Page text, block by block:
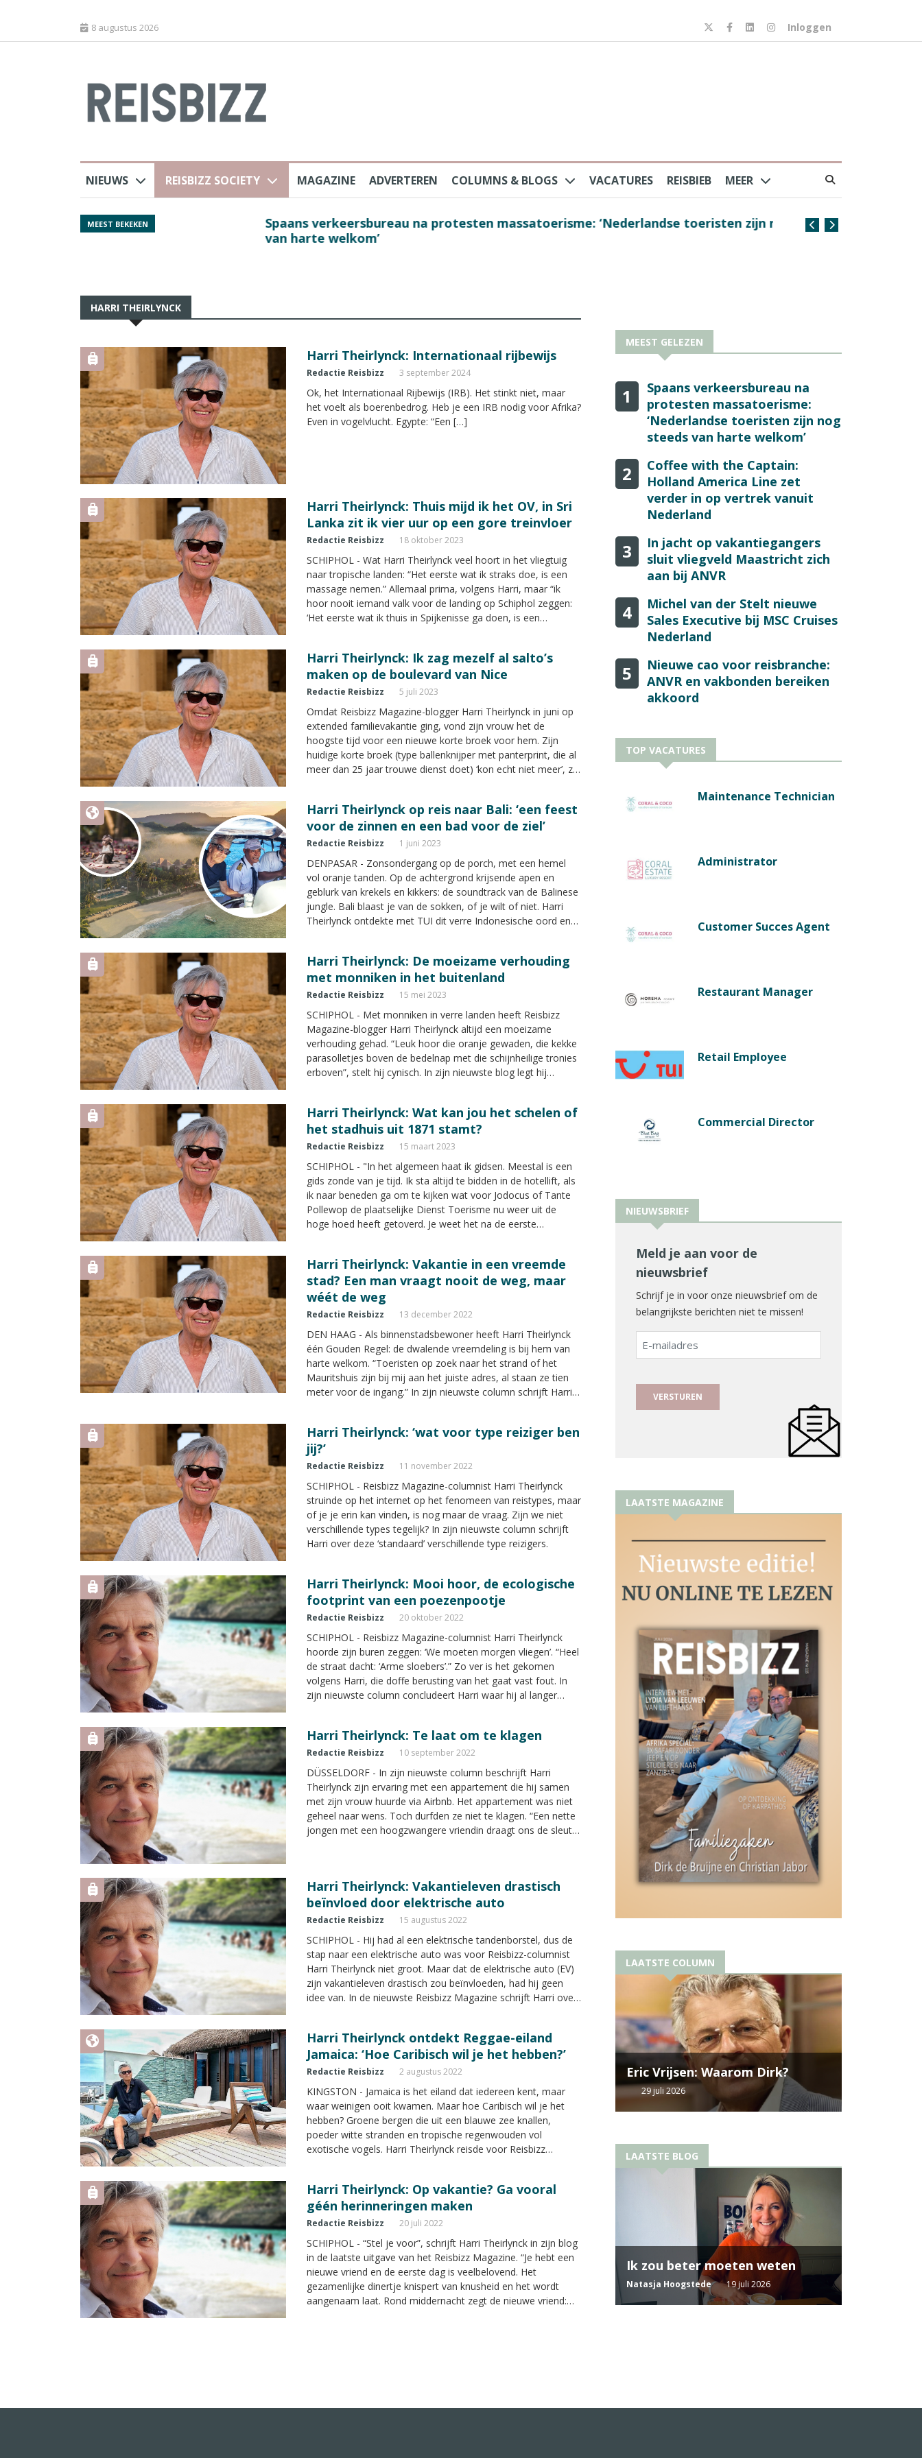
8 augustus 2026 Inloggen
NIEUWS REISBIZZ SOCIETY MAGAZINE ADVERTEREN COLUMNS & BLOGS VACATURES REISBIEB MEER
MEEST BEKEKEN
Spaans verkeersbureau na protesten massatoerisme: ‘Nederlandse toeristen zijn nog steeds
van harte welkom’
Coffee with the
HARRI THEIRLYNCK
Harri Theirlynck: Internationaal rijbewijs
Redactie Reisbizz 3 september 2024
Ok, het Internationaal Rijbewijs (IRB). Het stinkt niet, maar
het voelt als boerenbedrog. Heb je een IRB nodig voor Afrika?
Even in vogelvlucht. Egypte: “Een […]
Harri Theirlynck: Thuis mijd ik het OV, in Sri
Lanka zit ik vier uur op een gore treinvloer
Redactie Reisbizz 18 oktober 2023
SCHIPHOL - Wat Harri Theirlynck veel hoort in het vliegtuig
naar tropische landen: “Het eerste wat ik straks doe, is een
massage nemen.” Allemaal prima, volgens Harri, maar “ik
hoor nooit iemand valk voor de landing op Schiphol zeggen:
‘Het eerste wat ik thuis in Spijkenisse ga doen, is een
Harri Theirlynck: Ik zag mezelf al salto’s
maken op de boulevard van Nice
Redactie Reisbizz 5 juli 2023
Omdat Reisbizz Magazine-blogger Harri Theirlynck in juni op
extended familievakantie ging, vond zijn vrouw het de
hoogste tijd voor een nieuwe korte broek voor hem. Zijn
huidige korte broek (type ballenknijper met panterprint, die al
meer dan 25 jaar trouwe dienst doet) ‘kon echt niet meer’, zei
Harri Theirlynck op reis naar Bali: ‘een feest
voor de zinnen en een bad voor de ziel’
Redactie Reisbizz 1 juni 2023
DENPASAR - Zonsondergang op de porch, met een hemel
vol oranje tanden. Op de achtergrond krijsende apen en
geblurk van krekels en kikkers: de soundtrack van de Balinese
jungle. Bali blaast je van de sokken, of je wilt of niet. Harri
Theirlynck ontdekte met TUI dit verre Indonesische oord en
Harri Theirlynck: De moeizame verhouding
met monniken in het buitenland
Redactie Reisbizz 15 mei 2023
SCHIPHOL - Met monniken in verre landen heeft Reisbizz
Magazine-blogger Harri Theirlynck altijd een moeizame
verhouding gehad. “Leuk hoor die oranje gewaden, die kekke
parasolletjes boven de bedelnap met die schijnheilige tronies
erboven”, stelt hij cynisch. In zijn nieuwste blog legt hij
Harri Theirlynck: Wat kan jou het schelen of
het stadhuis uit 1871 stamt?
Redactie Reisbizz 15 maart 2023
SCHIPHOL - "In het algemeen haat ik gidsen. Meestal is een
gids zonde van je tijd. Ik sta altijd te bidden in de hotellift, als
ik naar beneden ga om te kijken wat voor Jodocus of Tante
Pollewop de plaatselijke Dienst Toerisme nu weer uit de
hoge hoed heeft getoverd. Je weet het na de eerste
archeologie)", schrijft Harri in z'n nieuwe column.
Harri Theirlynck: Vakantie in een vreemde
stad? Een man vraagt nooit de weg, maar
wéét de weg
Redactie Reisbizz 13 december 2022
DEN HAAG - Als binnenstadsbewoner heeft Harri Theirlynck
één Gouden Regel: de dwalende vreemdeling is bij hem van
harte welkom. “Toeristen op zoek naar het strand of het
Mauritshuis zijn bij mij aan het juiste adres, al staan ze tien
meter voor de ingang.” In zijn nieuwste column schrijft Harri
Harri Theirlynck: ‘wat voor type reiziger ben
jij?’
Redactie Reisbizz 11 november 2022
SCHIPHOL - Reisbizz Magazine-columnist Harri Theirlynck
struinde op het internet op het fenomeen van reistypes, maar
of je je erin kan vinden, is nog maar de vraag. Zijn we niet
verschillende types tegelijk? In zijn nieuwste column schrijft
Harri over deze ‘standaard’ verschillende type reizigers.
Harri Theirlynck: Mooi hoor, de ecologische
footprint van een poezenpootje
Redactie Reisbizz 20 oktober 2022
SCHIPHOL - Reisbizz Magazine-columnist Harri Theirlynck
hoorde zijn buren zeggen: ‘We moeten morgen vliegen’. “Heel
de straat dacht: ‘Arme sloebers’.” Zo ver is het gekomen
volgens Harri, die doffe berusting van het gaat vast fout. In
zijn nieuwste column concludeert Harri waar hij al langer
Harri Theirlynck: Te laat om te klagen
Redactie Reisbizz 10 september 2022
DÜSSELDORF - In zijn nieuwste column beschrijft Harri
Theirlynck zijn ervaring met een appartement die hij samen
met zijn vrouw huurde via Airbnb. Het appartement was niet
geheel naar wens. Toch durfden ze niet te klagen. “Een nette
jongen met een hoogzwangere vriendin draagt ons de sleutel
Harri Theirlynck: Vakantieleven drastisch
beïnvloed door elektrische auto
Redactie Reisbizz 15 augustus 2022
SCHIPHOL - Hij had al een elektrische tandenborstel, dus de
stap naar een elektrische auto was voor Reisbizz-columnist
Harri Theirlynck niet groot. Maar dat de elektrische auto (EV)
zijn vakantieleven drastisch zou beïnvloeden, had hij geen
idee van. In de nieuwste Reisbizz Magazine schrijft Harri over
Harri Theirlynck ontdekt Reggae-eiland
Jamaica: ‘Hoe Caribisch wil je het hebben?’
Redactie Reisbizz 2 augustus 2022
KINGSTON - Jamaica is het eiland dat iedereen kent, maar
waar weinigen ooit kwamen. Maar hoe Caribisch wil je het
hebben? Groene bergen die uit een blauwe zee knallen,
poeder witte stranden en tropische regenwouden vol
exotische vogels. Harri Theirlynck reisde voor Reisbizz
Harri Theirlynck: Op vakantie? Ga vooral
géén herinneringen maken
Redactie Reisbizz 20 juli 2022
SCHIPHOL - “Stel je voor”, schrijft Harri Theirlynck in zijn blog
in de laatste uitgave van het Reisbizz Magazine. “Je hebt een
nieuwe vriend en de eerste dag is veelbelovend. Het
gezamenlijke dinertje knispert van knusheid en het wordt
aangenaam laat. Rond middernacht zegt de nieuwe vriend:
MEEST GELEZEN
1
Spaans verkeersbureau na
protesten massatoerisme:
‘Nederlandse toeristen zijn nog
steeds van harte welkom’
2
Coffee with the Captain:
Holland America Line zet
verder in op vertrek vanuit
Nederland
3
In jacht op vakantiegangers
sluit vliegveld Maastricht zich
aan bij ANVR
4
Michel van der Stelt nieuwe
Sales Executive bij MSC Cruises
Nederland
5
Nieuwe cao voor reisbranche:
ANVR en vakbonden bereiken
akkoord
TOP VACATURES
Maintenance Technician
Administrator
Customer Succes Agent
Restaurant Manager
Retail Employee
Commercial Director
NIEUWSBRIEF
Meld je aan voor de
nieuwsbrief
Schrijf je in voor onze nieuwsbrief om de
belangrijkste berichten niet te missen!
E-
mailadres
LAATSTE MAGAZINE
LAATSTE COLUMN
Eric Vrijsen: Waarom Dirk?
29 juli 2026
LAATSTE BLOG
Ik zou beter moeten weten
Natasja Hoogstede 19 juli 2026